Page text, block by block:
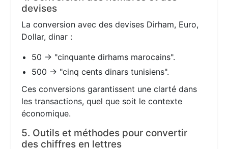
devises
La conversion avec des devises Dirham, Euro,
Dollar, dinar :
50 → "cinquante dirhams marocains".
500 → "cinq cents dinars tunisiens".
Ces conversions garantissent une clarté dans
les transactions, quel que soit le contexte
économique.
5. Outils et méthodes pour convertir
des chiffres en lettres